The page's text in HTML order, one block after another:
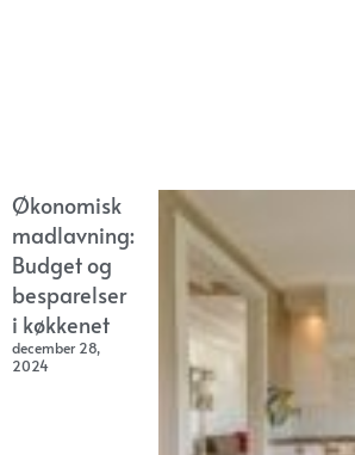
Økonomisk
madlavning:
Budget og
besparelser
i køkkenet
december 28,
2024